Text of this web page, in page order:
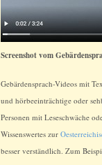
Screenshot vom
Gebärdensprach-Videos mit
und hörbeeinträchtige oder
Personen mit Leseschwäche
Wissenswertes zur
besser verständlich. Zum